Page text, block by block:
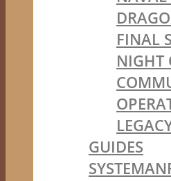
FINAL
NIGHT
GUIDES